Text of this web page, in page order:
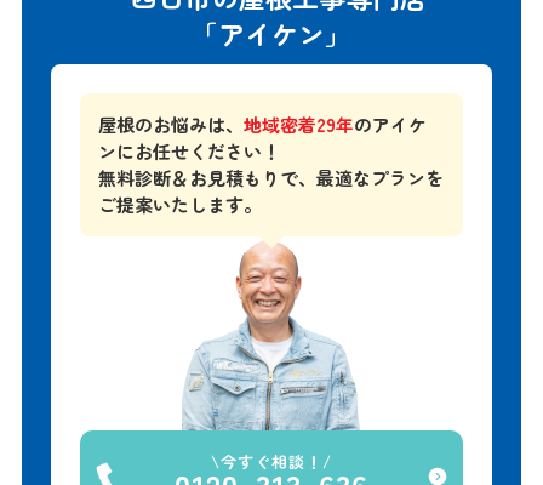
「アイケン」
屋根のお悩みは、地域密着29年のアイケ
ンにお任せください！
無料診断＆お見積もりで、最適なプランを
ご提案いたします。
今すぐ相談！